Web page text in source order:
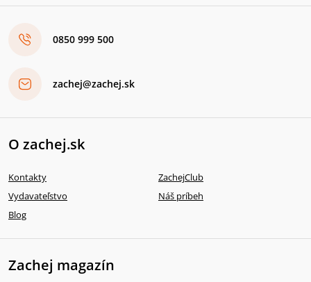
0850 999 500
zachej@zachej.sk
O zachej.sk
Kontakty
ZachejClub
Vydavateľstvo
Náš príbeh
Blog
Zachej magazín